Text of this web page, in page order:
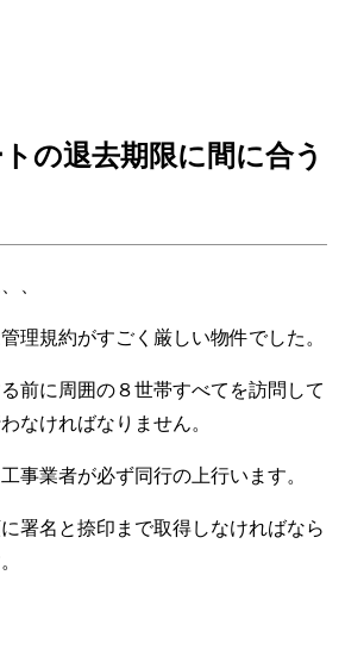
の退去期限に間に合う
、
理規約がすごく厳しい物件でした。
前に周囲の８世帯すべてを訪問して
なければなりません。
事業者が必ず同行の上行います。
署名と捺印まで取得しなければなら